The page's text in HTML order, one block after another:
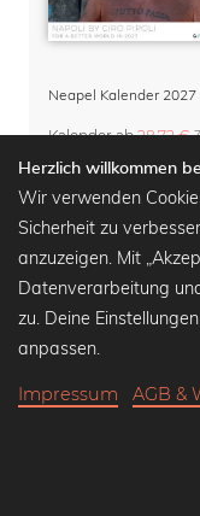
Kalenderab28,72 €
Herzlich willkommen
Wir verwenden
Sicherheit zu
anzuzeigen. Mit
Datenverarbeitung
zu. Deine
anpassen.
Impressum AGB &